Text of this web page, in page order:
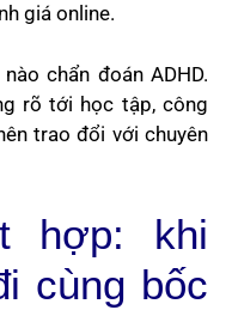
giá online.
chẩn đoán ADHD.
rõ tới học tập, công
trao đổi với chuyên
hợp: khi
cùng bốc